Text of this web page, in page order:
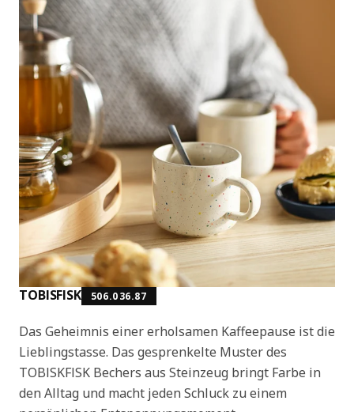
TOBISFISK 506.036.87
Das Geheimnis einer erholsamen Kaffeepause ist die
Lieblingstasse. Das gesprenkelte Muster des
TOBISKFISK Bechers aus Steinzeug bringt Farbe in
den Alltag und macht jeden Schluck zu einem